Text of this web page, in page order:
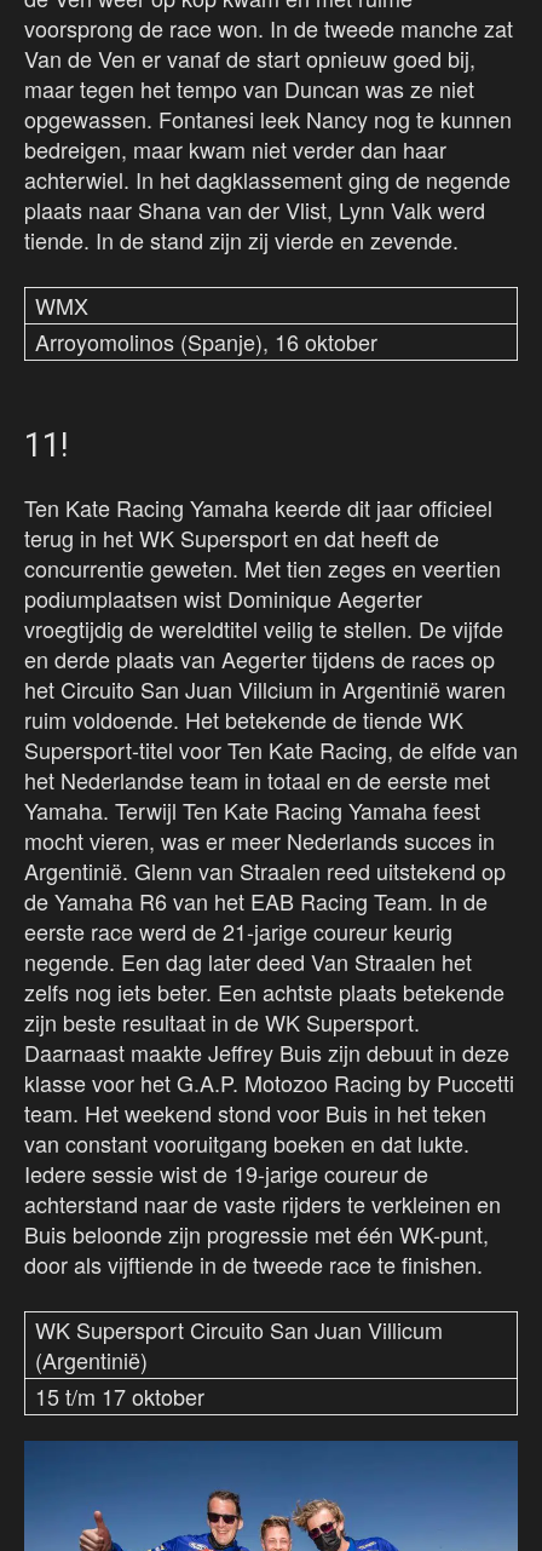
voorsprong de race won. In de tweede manche zat
Van de Ven er vanaf de start opnieuw goed bij,
maar tegen het tempo van Duncan was ze niet
opgewassen. Fontanesi leek Nancy nog te kunnen
bedreigen, maar kwam niet verder dan haar
achterwiel. In het dagklassement ging de negende
plaats naar Shana van der Vlist, Lynn Valk werd
tiende. In de stand zijn zij vierde en zevende.
WMX
Arroyomolinos (Spanje), 16 oktober
11!
Ten Kate Racing Yamaha keerde dit jaar officieel
terug in het WK Supersport en dat heeft de
concurrentie geweten. Met tien zeges en veertien
podiumplaatsen wist Dominique Aegerter
vroegtijdig de wereldtitel veilig te stellen. De vijfde
en derde plaats van Aegerter tijdens de races op
het Circuito San Juan Villcium in Argentinië waren
ruim voldoende. Het betekende de tiende WK
Supersport-titel voor Ten Kate Racing, de elfde van
het Nederlandse team in totaal en de eerste met
Yamaha. Terwijl Ten Kate Racing Yamaha feest
mocht vieren, was er meer Nederlands succes in
Argentinië. Glenn van Straalen reed uitstekend op
de Yamaha R6 van het EAB Racing Team. In de
eerste race werd de 21-jarige coureur keurig
negende. Een dag later deed Van Straalen het
zelfs nog iets beter. Een achtste plaats betekende
zijn beste resultaat in de WK Supersport.
Daarnaast maakte Jeffrey Buis zijn debuut in deze
klasse voor het G.A.P. Motozoo Racing by Puccetti
team. Het weekend stond voor Buis in het teken
van constant vooruitgang boeken en dat lukte.
Iedere sessie wist de 19-jarige coureur de
achterstand naar de vaste rijders te verkleinen en
Buis beloonde zijn progressie met één WK-punt,
door als vijftiende in de tweede race te finishen.
WK Supersport Circuito San Juan Villicum
(Argentinië)
15 t/m 17 oktober